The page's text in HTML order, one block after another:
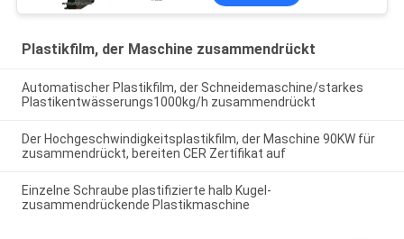
Plastikfilm, der Maschine zusammendrückt
Automatischer Plastikfilm, der Schneidemaschine/starkes
Plastikentwässerungs1000kg/h zusammendrückt
Der Hochgeschwindigkeitsplastikfilm, der Maschine 90KW für
zusammendrückt, bereiten CER Zertifikat auf
Einzelne Schraube plastifizierte halb Kugel-
zusammendrückende Plastikmaschine